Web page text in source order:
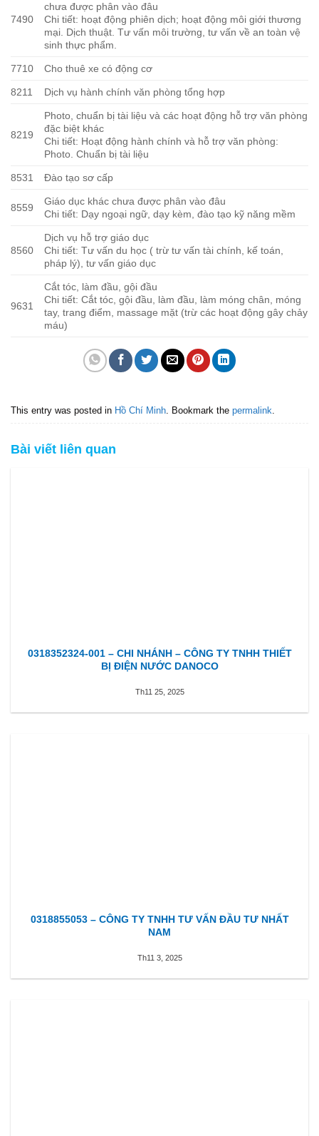
7490
chưa được phân vào đâu
Chi tiết: hoạt động phiên dịch; hoạt động môi giới thương
mại. Dịch thuật. Tư vấn môi trường, tư vấn về an toàn vệ
sinh thực phẩm.
7710 Cho thuê xe có động cơ
8211 Dịch vụ hành chính văn phòng tổng hợp
8219
Photo, chuẩn bị tài liệu và các hoạt động hỗ trợ văn phòng
đặc biệt khác
Chi tiết: Hoạt động hành chính và hỗ trợ văn phòng:
Photo. Chuẩn bị tài liệu
8531 Đào tạo sơ cấp
8559
Giáo dục khác chưa được phân vào đâu
Chi tiết: Dạy ngoại ngữ, dạy kèm, đào tạo kỹ năng mềm
8560
Dịch vụ hỗ trợ giáo dục
Chi tiết: Tư vấn du học ( trừ tư vấn tài chính, kế toán,
pháp lý), tư vấn giáo dục
9631
Cắt tóc, làm đầu, gội đầu
Chi tiết: Cắt tóc, gội đầu, làm đầu, làm móng chân, móng
tay, trang điểm, massage mặt (trừ các hoạt động gây chảy
máu)
This entry was posted in Hồ Chí Minh . Bookmark the permalink
Bài viết liên quan
0318352324-001 – CHI NHÁNH – CÔNG TY TNHH THIẾT
BỊ ĐIỆN NƯỚC DANOCO
Th11 25, 2025
0318855053 – CÔNG TY TNHH TƯ VẤN ĐẦU TƯ NHẤT
NAM
Th11 3, 2025